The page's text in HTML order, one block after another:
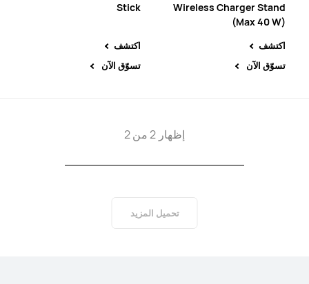
Wireless Charger Stand
(Max 40 W)
اكتشف
تسوّق الآن
Stick
اكتشف
تسوّق الآن
إظهار 2 من 2
تحميل المزيد